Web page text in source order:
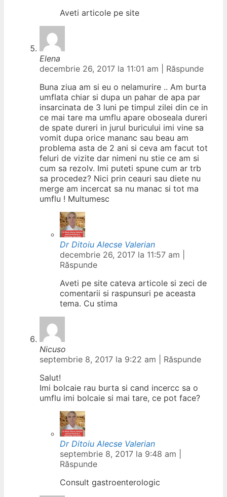
Aveti articole pe site
Elena
decembrie 26, 2017 la 11:01 am
Răspunde
Buna ziua am si eu o nelamurire .. Am burta
umflata chiar si dupa un pahar de apa par
insarcinata de 3 luni pe timpul zilei din ce in
ce mai tare ma umflu apare oboseala dureri
de spate dureri in jurul buricului imi vine sa
vomit dupa orice mananc sau beau am
problema asta de 2 ani si ceva am facut tot
feluri de vizite dar nimeni nu stie ce am si
cum sa rezolv. Imi puteti spune cum ar trb
sa procedez? Nici prin ceauri sau diete nu
merge am incercat sa nu manac si tot ma
umflu ! Multumesc
Dr Ditoiu Alecse Valerian
decembrie 26, 2017 la 11:57 am
Răspunde
Aveti pe site cateva articole si zeci de
comentarii si raspunsuri pe aceasta
tema. Cu stima
Nicuso
septembrie 8, 2017 la 9:22 am
Răspunde
Salut!
Imi bolcaie rau burta si cand incercc sa o
umflu imi bolcaie si mai tare, ce pot face?
Dr Ditoiu Alecse Valerian
septembrie 8, 2017 la 9:48 am
Răspunde
Consult gastroenterologic